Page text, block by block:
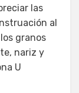
las
al
granos
nariz y
U